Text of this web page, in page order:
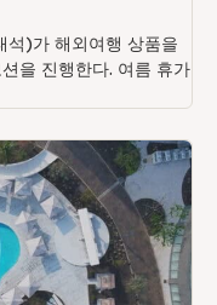
)가 해외여행 상품을
을 진행한다. 여름 휴가